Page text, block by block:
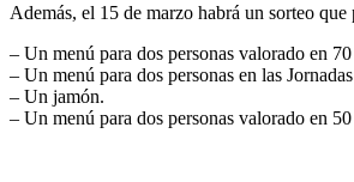
Además, el 15 de marzo habrá un sorteo
– Un menú para dos personas valorado en
– Un menú para dos personas en las
– Un jamón.
– Un menú para dos personas valorado en